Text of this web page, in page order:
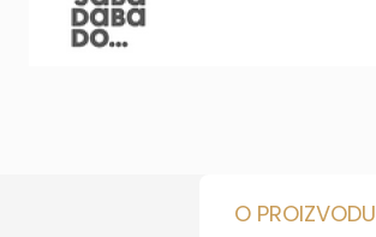
O PROIZVODU